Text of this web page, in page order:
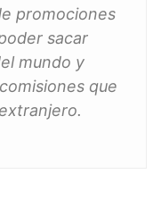
promociones
sacar
mundo y
que